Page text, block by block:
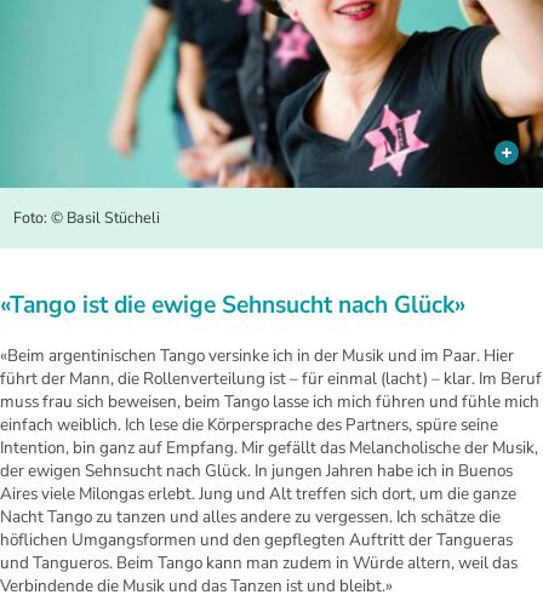
Foto: © Basil Stücheli
«Tango ist die ewige Sehnsucht nach Glück»
«Beim argentinischen Tango versinke ich in der Musik und im Paar. Hier
führt der Mann, die Rollenverteilung ist – für einmal (lacht) – klar. Im Beruf
muss frau sich beweisen, beim Tango lasse ich mich führen und fühle mich
einfach weiblich. Ich lese die Körpersprache des Partners, spüre seine
Intention, bin ganz auf Empfang. Mir gefällt das Melancholische der Musik,
der ewigen Sehnsucht nach Glück. In jungen Jahren habe ich in Buenos
Aires viele Milongas erlebt. Jung und Alt treffen sich dort, um die ganze
Nacht Tango zu tanzen und alles andere zu vergessen. Ich schätze die
höflichen Umgangsformen und den gepflegten Auftritt der Tangueras
und Tangueros. Beim Tango kann man zudem in Würde altern, weil das
Verbindende die Musik und das Tanzen ist und bleibt.»